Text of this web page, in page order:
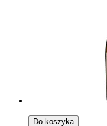
Do koszyka